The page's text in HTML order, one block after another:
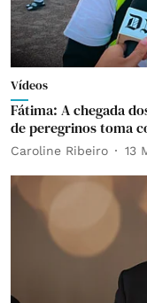
Vídeos
Fátima: A chegada
de peregrinos toma
Caroline Ribeiro 13